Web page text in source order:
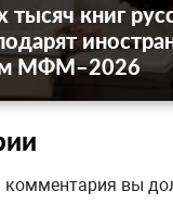
тысяч книг
МФМ–2026
комментария вы